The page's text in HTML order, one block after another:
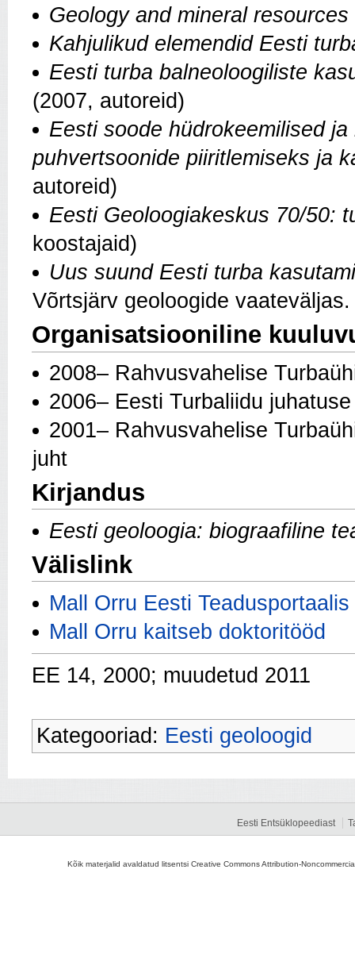
Geology and mineral
Kahjulikud elemendid Eesti
Eesti turba balneoloogiliste
(2007, autoreid)
Eesti soode hüdrokeemilised
puhvertsoonide piiritlemiseks ja
autoreid)
Eesti Geoloogiakeskus 70/50:
koostajaid)
Uus suund Eesti turba
Võrtsjärv geoloogide
Organisatsiooniline
2008– Rahvusvahelise
2006– Eesti Turbaliidu
2001– Rahvusvahelise
juht
Kirjandus
Eesti geoloogia: biograafiline
Välislink
Mall Orru Eesti Teadusportaalis
Mall Orru kaitseb doktoritööd
EE 14, 2000; muudetud 2011
Kategooriad: Eesti geoloogid
Eesti Entsüklopeediast
Kõik materjalid avaldatud litsentsi Creative Commons Attribution-